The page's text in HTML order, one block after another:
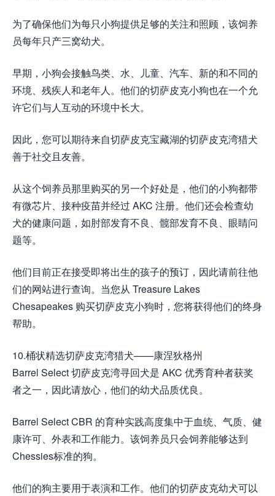
为了确保他们为每只小狗提供足够的关注和照顾，该饲养
员每年只产三窝幼犬。
早期，小狗会接触鸟类、水、儿童、汽车、新的和不同的
环境、残疾人和老年人。他们的切萨皮克小狗也在一个允
许它们与人互动的环境中长大。
因此，您可以期待来自切萨皮克宝藏湖的切萨皮克湾猎犬
善于社交且友善。
从这个饲养员那里购买的另一个好处是，他们的小狗都带
有微芯片、接种疫苗并经过 AKC 注册。他们还会检查幼
犬的健康问题，如肘部发育不良、髋部发育不良、眼睛问
题等。
他们目前正在接受即将出生的孩子的预订，因此请前往他
们的网站进行查询。当您从 Treasure Lakes
Chesapeakes 购买切萨皮克小狗时，您将获得他们的终身
帮助。
10.桶状精选切萨皮克湾猎犬——康涅狄格州
Barrel Select 切萨皮克湾寻回犬是 AKC 优秀育种者获奖
者之一，因此请放心，他们的幼犬品质优良。
Barrel Select CBR 的育种实践高度集中于血统、气质、健
康许可、外表和工作能力。该饲养员只会饲养能够达到
Chessies标准的狗。
他们的狗主要用于表演和工作。他们的切萨皮克幼犬可以